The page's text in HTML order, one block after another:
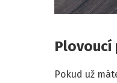
Plovoucí
Pokud už